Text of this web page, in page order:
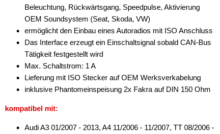
Beleuchtung, Rückwärtsgang, Speedpulse, Aktivierung
OEM Soundsystem (Seat, Skoda, VW)
ermöglicht den Einbau eines Autoradios mit ISO Anschluss
Das Interface erzeugt ein Einschaltsignal sobald CAN-Bus
Tätigkeit festgestellt wird
Max. Schaltstrom: 1 A
Lieferung mit ISO Stecker auf OEM Werksverkabelung
inklusive Phantomeinspeisung 2x Fakra auf DIN 150 Ohm
kompatibel mit:
Audi A3 01/2007 - 2013, A4 11/2006 - 11/2007, TT 08/2006 -